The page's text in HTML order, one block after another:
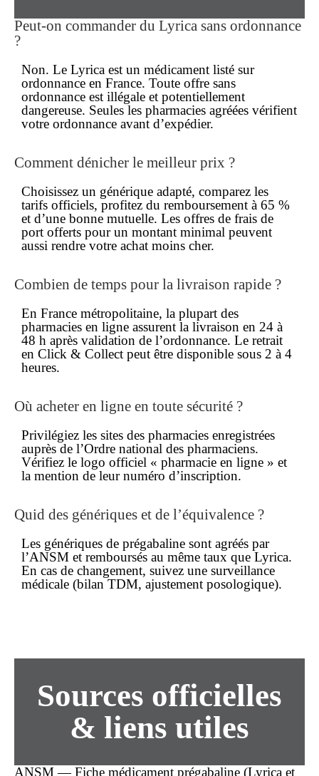
Peut-on commander du Lyrica sans ordonnance
?
Non. Le Lyrica est un médicament listé sur
ordonnance en France. Toute offre sans
ordonnance est illégale et potentiellement
dangereuse. Seules les pharmacies agréées vérifient
votre ordonnance avant d’expédier.
Comment dénicher le meilleur prix ?
Choisissez un générique adapté, comparez les
tarifs officiels, profitez du remboursement à 65 %
et d’une bonne mutuelle. Les offres de frais de
port offerts pour un montant minimal peuvent
aussi rendre votre achat moins cher.
Combien de temps pour la livraison rapide ?
En France métropolitaine, la plupart des
pharmacies en ligne assurent la livraison en 24 à
48 h après validation de l’ordonnance. Le retrait
en Click & Collect peut être disponible sous 2 à 4
heures.
Où acheter en ligne en toute sécurité ?
Privilégiez les sites des pharmacies enregistrées
auprès de l’Ordre national des pharmaciens.
Vérifiez le logo officiel « pharmacie en ligne » et
la mention de leur numéro d’inscription.
Quid des génériques et de l’équivalence ?
Les génériques de prégabaline sont agréés par
l’ANSM et remboursés au même taux que Lyrica.
En cas de changement, suivez une surveillance
médicale (bilan TDM, ajustement posologique).
Sources officielles
& liens utiles
ANSM — Fiche médicament prégabaline (Lyrica et